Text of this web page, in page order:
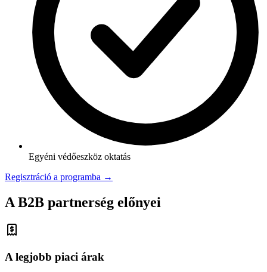
Egyéni védőeszköz oktatás
Regisztráció a programba →
A B2B partnerség előnyei
A legjobb piaci árak